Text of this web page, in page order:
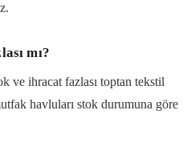
mı?
ve ihracat fazlası toptan tekstil
havluları stok durumuna göre